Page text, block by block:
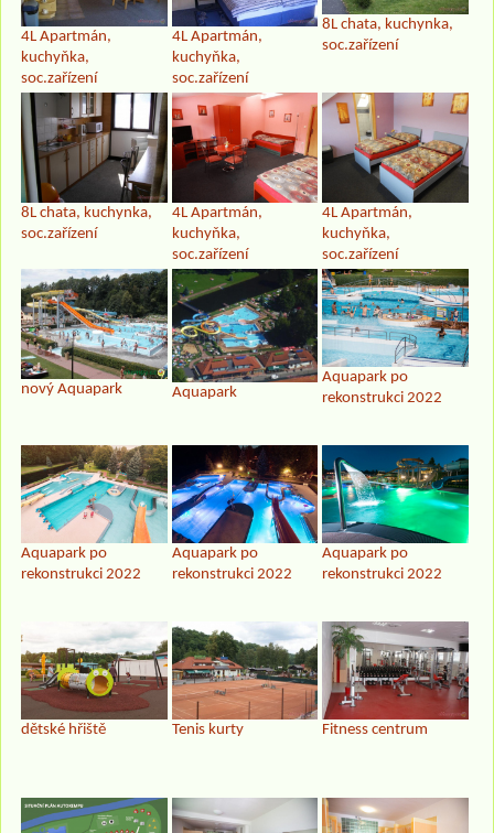
4L Apartmán,
kuchyňka,
soc.zařízení
4L Apartmán,
kuchyňka,
soc.zařízení
8L chata, kuchynka,
soc.zařízení
8L chata, kuchynka,
soc.zařízení
4L Apartmán,
kuchyňka,
soc.zařízení
4L Apartmán,
kuchyňka,
soc.zařízení
nový Aquapark Aquapark
Aquapark po
rekonstrukci 2022
Aquapark po
rekonstrukci 2022
Aquapark po
rekonstrukci 2022
Aquapark po
rekonstrukci 2022
dětské hřiště Tenis kurty Fitness centrum